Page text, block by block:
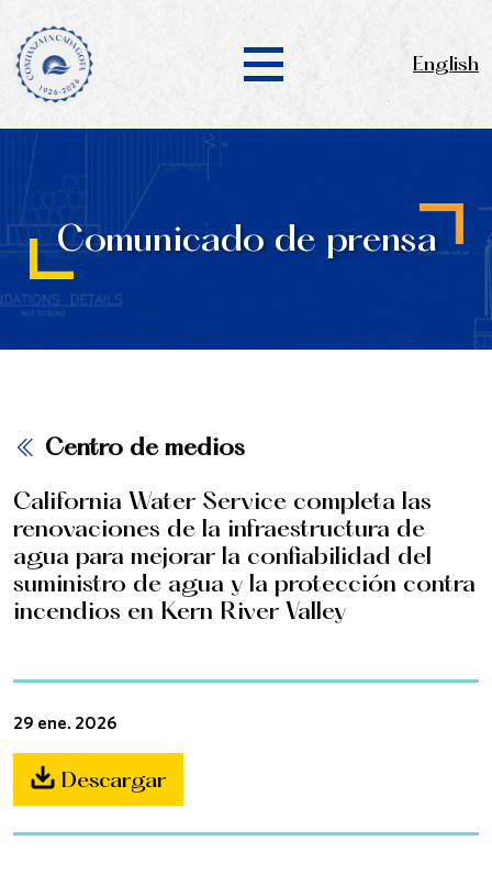
English
Comunicado de prensa
Centro de medios
California Water Service completa las
renovaciones de la infraestructura de
agua para mejorar la confiabilidad del
suministro de agua y la protección contra
incendios en Kern River Valley
29 ene. 2026
Descargar